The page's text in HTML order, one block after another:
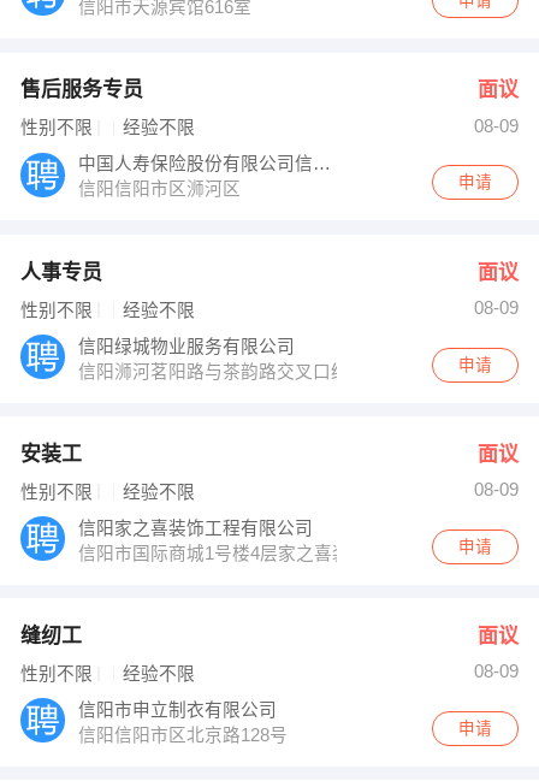
信阳市天源宾馆616室
售后服务专员 面议
性别不限 经验不限
08-09
中国人寿保险股份有限公司信阳分公司
信阳信阳市区浉河区
申请
人事专员 面议
性别不限 经验不限
08-09
信阳绿城物业服务有限公司
信阳浉河茗阳路与茶韵路交叉口绿城百合新城
申请
安装工 面议
性别不限 经验不限
08-09
信阳家之喜装饰工程有限公司
信阳市国际商城1号楼4层家之喜装饰
申请
缝纫工 面议
性别不限 经验不限
08-09
信阳市申立制衣有限公司
信阳信阳市区北京路128号
申请